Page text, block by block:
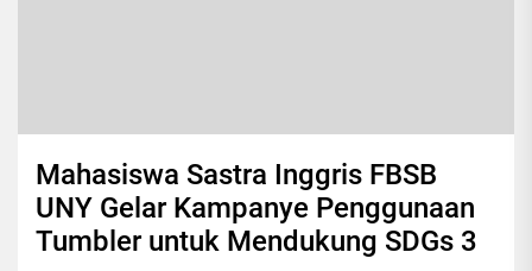
Mahasiswa Sastra Inggris FBSB
UNY Gelar Kampanye Penggunaan
Tumbler untuk Mendukung SDGs 3